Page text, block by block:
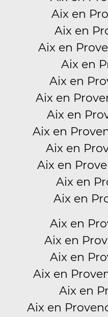
Aix en
Aix en
Aix en
Aix en
Aix en
Aix en
Aix en
Aix en
Aix en
Aix en
Aix en
Aix en
Aix en
Aix en
Aix en
Aix en
Aix en
Aix en